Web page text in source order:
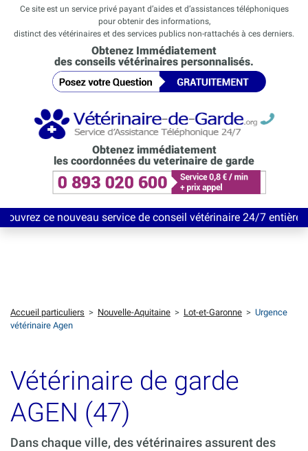
Ce site est un service privé payant d’aides et d’assistances téléphoniques
pour obtenir des informations,
distinct des vétérinaires et des services publics non-rattachés à ces derniers.
Obtenez Immédiatement
des conseils vétérinaires personnalisés.
Obtenez immédiatement
les coordonnées du veterinaire de garde
service de conseil vétérinaire 24/7 entièrement
Accueil particuliers > Nouvelle-Aquitaine > Lot-et-Garonne > Urgence
vétérinaire Agen
Vétérinaire de garde
AGEN (47)
Dans chaque ville, des vétérinaires assurent des